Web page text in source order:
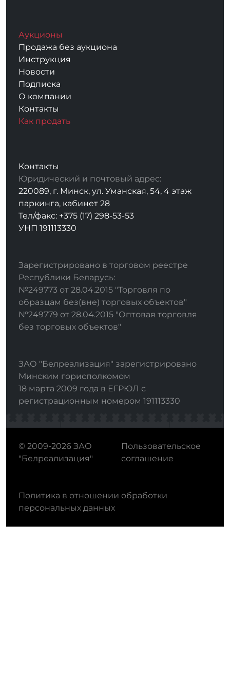
Аукционы
Продажа без аукциона
Инструкция
Новости
Подписка
О компании
Контакты
Как продать
Контакты
Юридический и почтовый адрес:
220089, г. Минск, ул. Уманская, 54, 4 этаж
паркинга, кабинет 28
Тел/факс: +375 (17) 298-53-53
УНП 191113330
Зарегистрировано в торговом реестре
Республики Беларусь:
№249773 от 28.04.2015 "Торговля по
образцам без(вне) торговых объектов"
№249779 от 28.04.2015 "Оптовая торговля
без торговых объектов"
ЗАО "Белреализация" зарегистрировано
Минским горисполкомом
18 марта 2009 года в ЕГРЮЛ с
регистрационным номером 191113330
© 2009-2026 ЗАО
"Белреализация"
Пользовательское
соглашение
Политика в отношении обработки
персональных данных